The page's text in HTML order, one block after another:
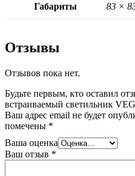
Габариты 83 ×
Отзывы
Отзывов пока нет.
Будьте первым, кто оставил
встраиваемый светильник
Ваш адрес email не будет
помечены *
Ваша оценка
Ваш отзыв *